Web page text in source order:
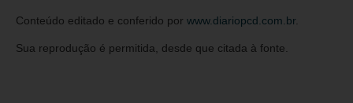
Conteúdo editado e conferido por www.diariopcd.com.br
Sua reprodução é permitida, desde que citada à fonte.